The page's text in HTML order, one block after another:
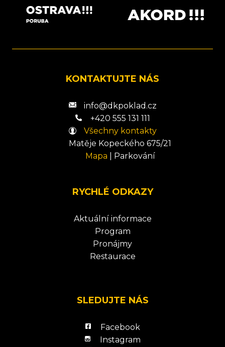
KONTAKTUJTE NÁS
info@dkpoklad.cz
+420 555 131 111
Všechny kontakty
Matěje Kopeckého 675/21
Mapa
Parkování
RYCHLÉ ODKAZY
Aktuální informace
Program
Pronájmy
Restaurace
SLEDUJTE NÁS
Facebook
Instagram